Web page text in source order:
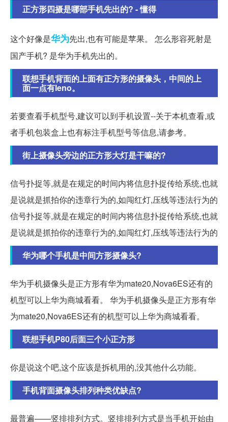
正方形四摄是哪部手机先出的? - 懂得
这个好像是华为先出,也有可能是苹果。 怎么形容死射是
国产手机? 是华为手机先出的。
联想手机背面的上面有正方形的摄像头，中间的上
面一点有leno。
若要查看手机型号,建议可以到手机设置--关于本机查看,或
者手机包装盒上也有标注手机型号等信息,请参考。
街上摄像头旁边的正方形大灯是干嘛的?
信号扑捉等,就是在规定的时间内将信息扑捉传给系统,也就
是说就是抓拍你的违章行为的,如闯红灯,压线等违法行为的
信号扑捉等,就是在规定的时间内将信息扑捉传给系统,也就
是说就是抓拍你的违章行为的,如闯红灯,压线等违法行为的
华为哪个手机是中间方形摄像头?
华为手机摄像头是正方形有华为mate20,Nova6ES还有的
机型可以上华为商城看看。 华为手机摄像头是正方形有华
为mate20,Nova6ES还有的机型可以上华为商城看看。
联想手机P80后面三个小正方形
你是说这个吧,这个应该是拆机用的,没其他什么功能。
手机背面摄像头排列种类优缺点?
最普遍——竖排排列方式。竖排排列方式是当手机开始由